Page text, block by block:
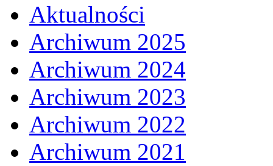
Aktualności
Archiwum 2025
Archiwum 2024
Archiwum 2023
Archiwum 2022
Archiwum 2021